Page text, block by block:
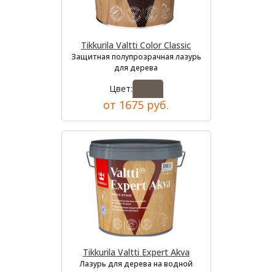
Tikkurila Valtti Color Classic
Защитная полупрозрачная лазурь
для дерева
Цвет:
от 1675 руб.
Tikkurila Valtti Expert Akva
Лазурь для дерева на водной